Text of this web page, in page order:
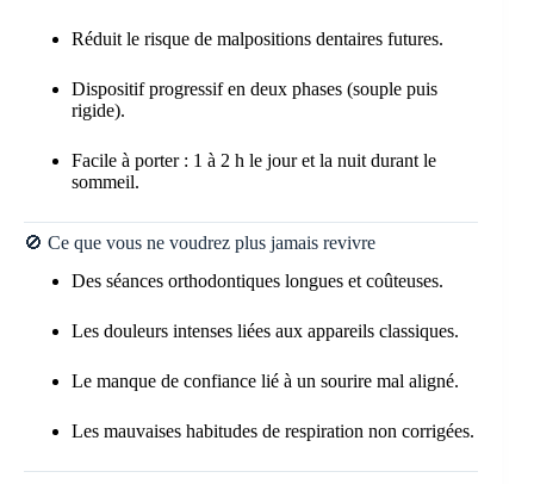
Réduit le risque de malpositions dentaires futures.
Dispositif progressif en deux phases (souple puis
rigide).
Facile à porter : 1 à 2 h le jour et la nuit durant le
sommeil.
🚫 Ce que vous ne voudrez plus jamais revivre
Des séances orthodontiques longues et coûteuses.
Les douleurs intenses liées aux appareils classiques.
Le manque de confiance lié à un sourire mal aligné.
Les mauvaises habitudes de respiration non corrigées.